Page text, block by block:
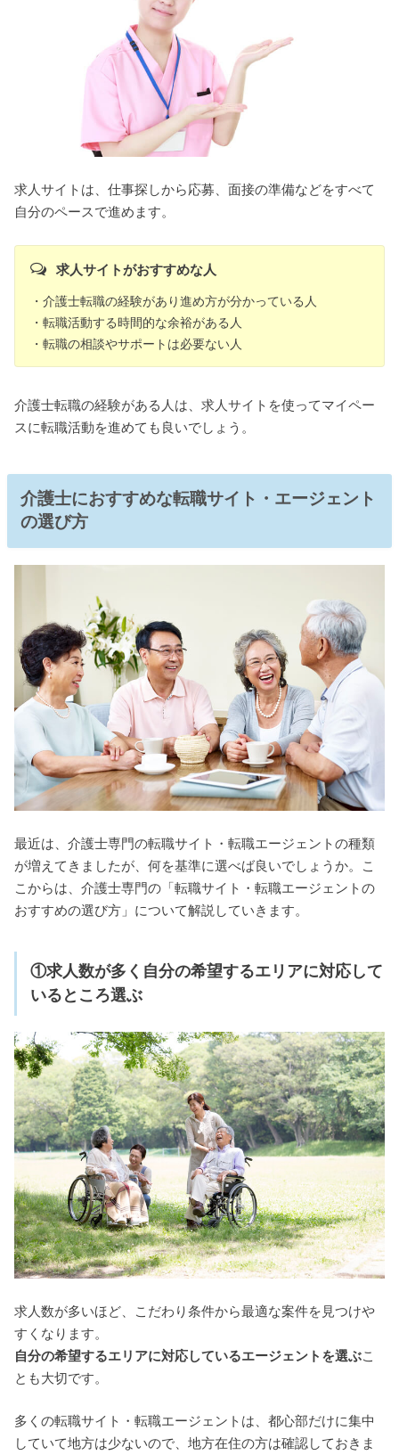
求人サイトは、仕事探しから応募、面接の準備などをすべて
自分のペースで進めます。
求人サイトがおすすめな人
・介護士転職の経験があり進め方が分かっている人
・転職活動する時間的な余裕がある人
・転職の相談やサポートは必要ない人
介護士転職の経験がある人は、求人サイトを使ってマイペー
スに転職活動を進めても良いでしょう。
介護士におすすめな転職サイト・エージェント
の選び方
最近は、介護士専門の転職サイト・転職エージェントの種類
が増えてきましたが、何を基準に選べば良いでしょうか。こ
こからは、介護士専門の「転職サイト・転職エージェントの
おすすめの選び方」について解説していきます。
①求人数が多く自分の希望するエリアに対応して
いるところ選ぶ
求人数が多いほど、こだわり条件から最適な案件を見つけや
すくなります。
自分の希望するエリアに対応しているエージェントを選ぶこ
とも大切です。
多くの転職サイト・転職エージェントは、都心部だけに集中
していて地方は少ないので、地方在住の方は確認しておきま